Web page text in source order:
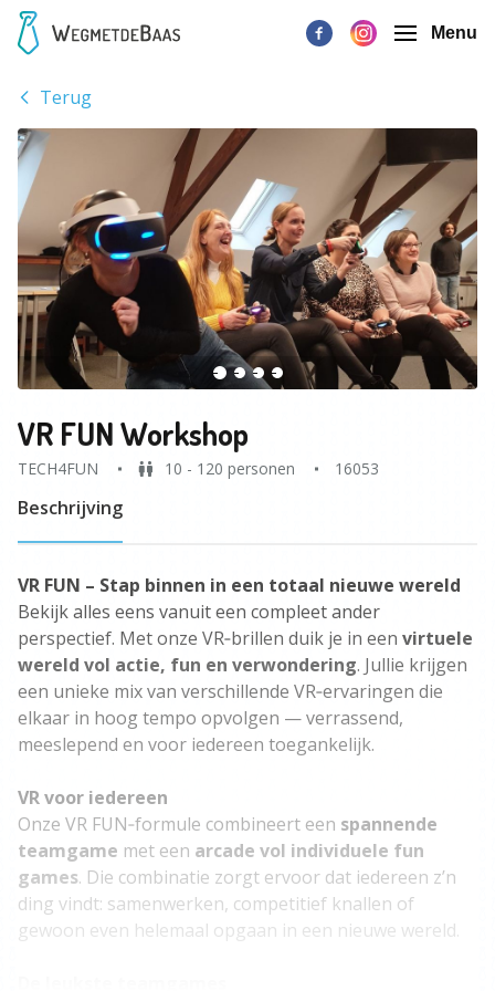
Menu
Terug
VR FUN Workshop
TECH4FUN 10 - 120 personen 16053
Beschrijving
VR FUN – Stap binnen in een totaal nieuwe wereld
Bekijk alles eens vanuit een compleet ander
perspectief. Met onze VR‑brillen duik je in een virtuele
wereld vol actie, fun en verwondering. Jullie krijgen
een unieke mix van verschillende VR‑ervaringen die
elkaar in hoog tempo opvolgen — verrassend,
meeslepend en voor iedereen toegankelijk.
VR voor iedereen
Onze VR FUN‑formule combineert een spannende
teamgame met een arcade vol individuele fun
games. Die combinatie zorgt ervoor dat iedereen z’n
ding vindt: samenwerken, competitief knallen of
gewoon even helemaal opgaan in een nieuwe wereld.